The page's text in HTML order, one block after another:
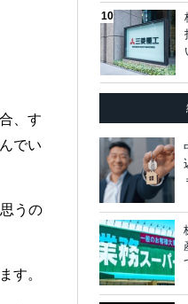
、す
でい
うの
す。